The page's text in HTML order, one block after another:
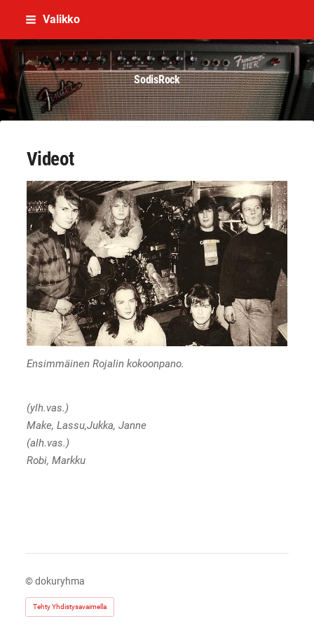
Siirry
sisältöön
Valikko
SodisRock
Videot
Ensimmäinen Rojalin kokoonpano.
(ylh.vas.)
Make, Lassu,Jukka, Janne
(alh.vas.)
Robi, Markku
©dokuryhma
Tehty Yhdistysavaimella